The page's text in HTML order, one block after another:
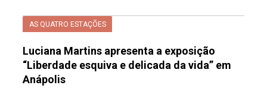
AS QUATRO ESTAÇÕES
Luciana Martins apresenta a exposição
“Liberdade esquiva e delicada da vida” em
Anápolis